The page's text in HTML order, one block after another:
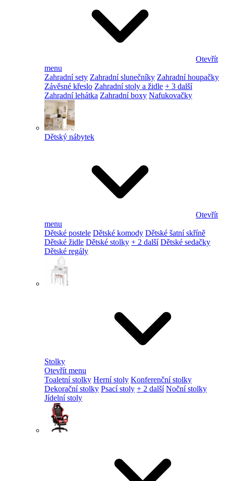
Otevřít
menu
Zahradní sety Zahradní slunečníky Zahradní houpačky
Závěsné křeslo Zahradní stoly a židle + 3 další
Zahradní lehátka Zahradní boxy Nafukovačky
Dětský nábytek
Otevřít
menu
Dětské postele Dětské komody Dětské šatní skříně
Dětské židle Dětské stolky + 2 další Dětské sedačky
Dětské regály
Stolky
Otevřít menu
Toaletní stolky Herní stoly Konferenční stolky
Dekorační stolky Psací stoly + 2 další Noční stolky
Jídelní stoly